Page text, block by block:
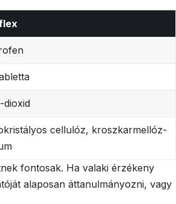
dioxid
cellulóz, kroszkarmellóz-
fontosak. Ha valaki érzékeny
alaposan áttanulmányozni, vagy